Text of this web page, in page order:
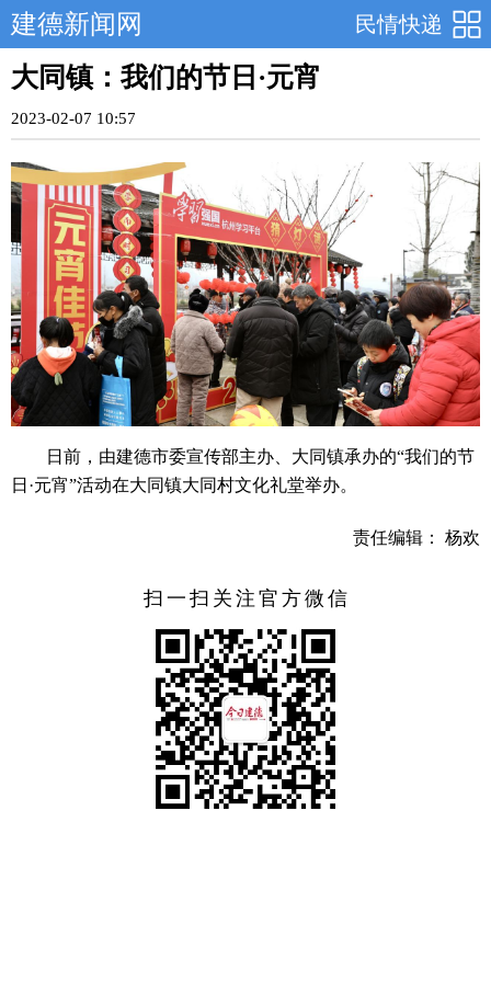
民情快递
建德新闻网
大同镇：我们的节日·元宵
2023-02-07 10:57
日前，由建德市委宣传部主办、大同镇承办的“我们的节
日·元宵”活动在大同镇大同村文化礼堂举办。
责任编辑： 杨欢
扫一扫关注官方微信